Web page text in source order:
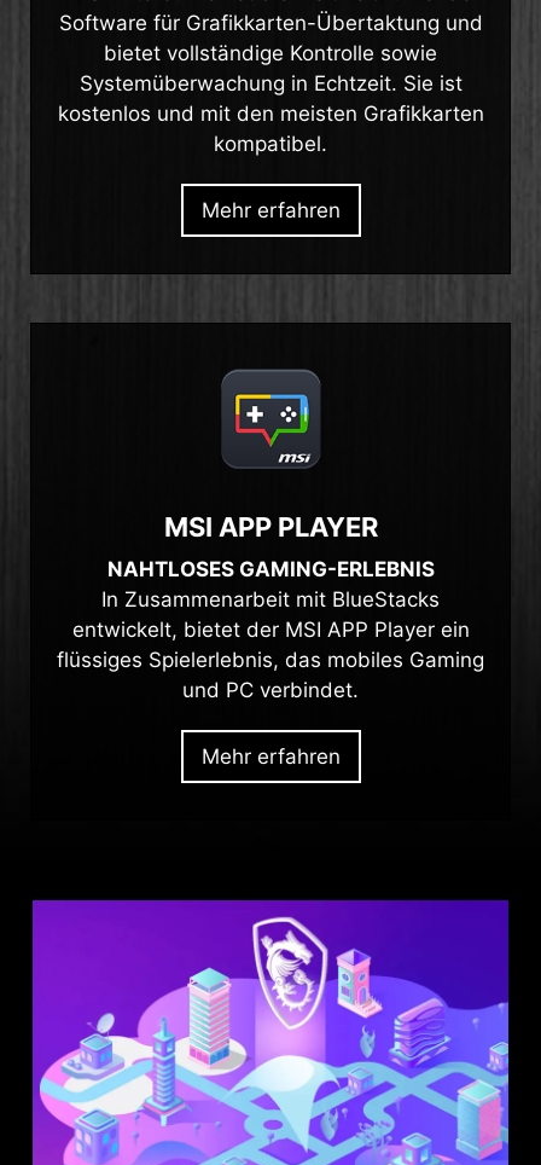
Software für Grafikkarten-Übertaktung und
bietet vollständige Kontrolle sowie
Systemüberwachung in Echtzeit. Sie ist
kostenlos und mit den meisten Grafikkarten
kompatibel.
Mehr erfahren
MSI APP PLAYER
NAHTLOSES GAMING-ERLEBNIS
In Zusammenarbeit mit BlueStacks
entwickelt, bietet der MSI APP Player ein
flüssiges Spielerlebnis, das mobiles Gaming
und PC verbindet.
Mehr erfahren